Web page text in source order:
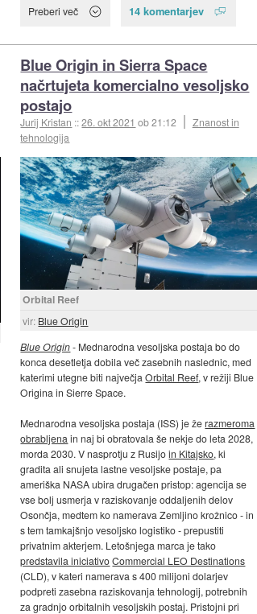
Preberi več 14 komentarjev
Blue Origin in Sierra Space
načrtujeta komercialno vesoljsko
postajo
Jurij Kristan ::26. okt 2021 ob 21:12
Znanost in
tehnologija
Orbital Reef
vir: Blue Origin
Blue Origin- Mednarodna vesoljska postaja bo do
konca desetletja dobila več zasebnih naslednic, med
katerimi utegne biti največjaOrbital Reef, v režiji Blue
Origina in Sierre Space.
Mednarodna vesoljska postaja (ISS) je žerazmeroma
obrabljena in naj bi obratovala še nekje do leta 2028,
morda 2030. V nasprotju z Rusijoin Kitajsko, ki
gradita ali snujeta lastne vesoljske postaje, pa
ameriška NASA ubira drugačen pristop: agencija se
vse bolj usmerja v raziskovanje oddaljenih delov
Osončja, medtem ko namerava Zemljino krožnico - in
s tem tamkajšnjo vesoljsko logistiko - prepustiti
privatnim akterjem. Letošnjega marca je tako
predstavila iniciativo Commercial LEO Destinations
(CLD), v kateri namerava s 400 milijoni dolarjev
podpreti zasebna raziskovanja tehnologij, potrebnih
za gradnjo orbitalnih vesoljskih postaj. Pristojni pri